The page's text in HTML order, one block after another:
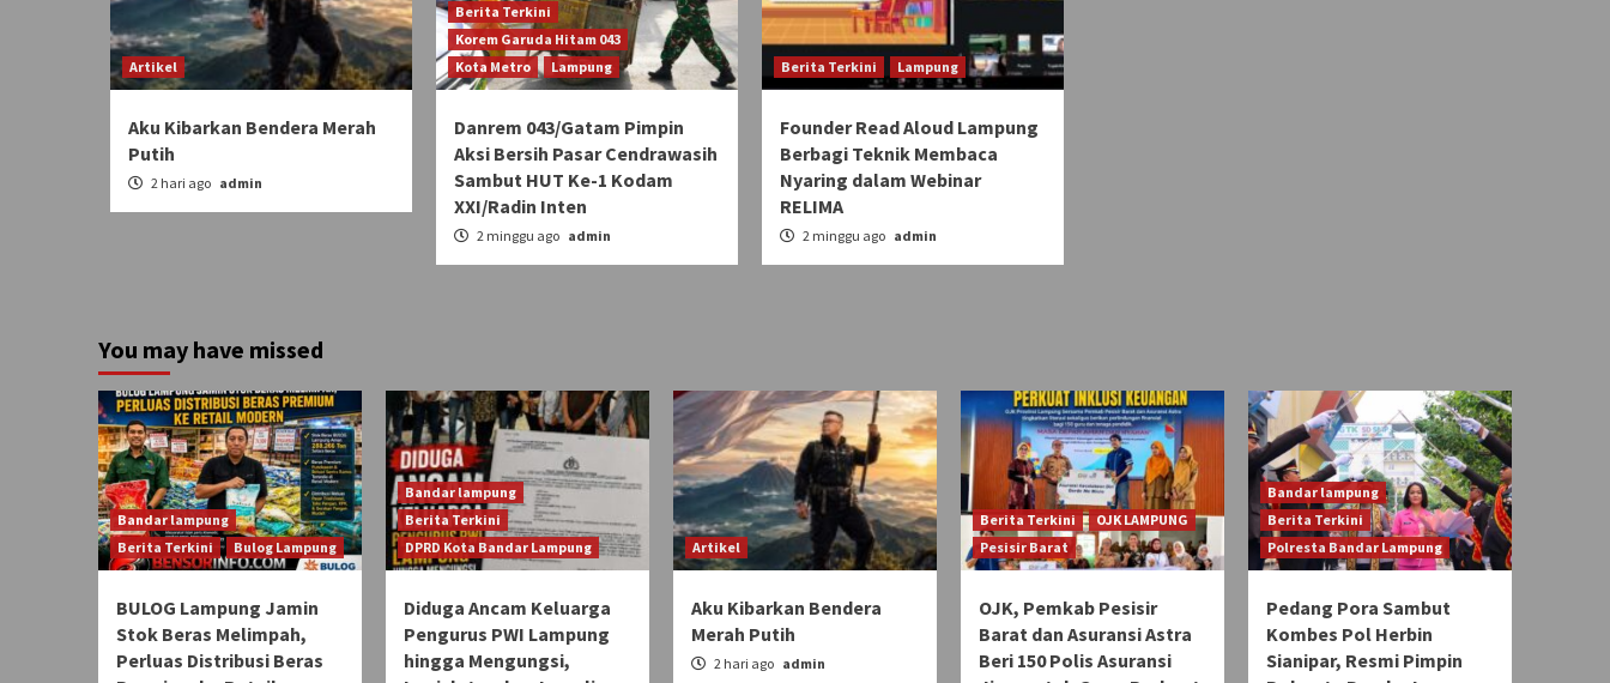
Artikel
Aku Kibarkan Bendera Merah
Putih
2 hari ago admin
Berita Terkini
Korem Garuda Hitam 043
Kota Metro
Lampung
Danrem 043/Gatam Pimpin
Aksi Bersih Pasar Cendrawasih
Sambut HUT Ke-1 Kodam
XXI/Radin Inten
2 minggu ago admin
Berita Terkini Lampung
Founder Read Aloud Lampung
Berbagi Teknik Membaca
Nyaring dalam Webinar
RELIMA
2 minggu ago admin
You may have missed
Bandar lampung
Berita Terkini
Bulog Lampung
BULOG Lampung Jamin
Stok Beras Melimpah,
Perluas Distribusi Beras
Bandar lampung
Berita Terkini
DPRD Kota Bandar Lampung
Diduga Ancam Keluarga
Pengurus PWI Lampung
hingga Mengungsi,
Artikel
Aku Kibarkan Bendera
Merah Putih
2 hari ago admin
Berita Terkini
OJK LAMPUNG
Pesisir Barat
OJK, Pemkab Pesisir
Barat dan Asuransi Astra
Beri 150 Polis Asuransi
Bandar lampung
Berita Terkini
Polresta Bandar Lampung
Pedang Pora Sambut
Kombes Pol Herbin
Sianipar, Resmi Pimpin